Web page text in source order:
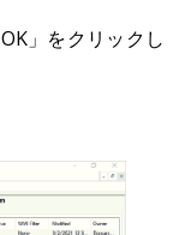
」をクリックし